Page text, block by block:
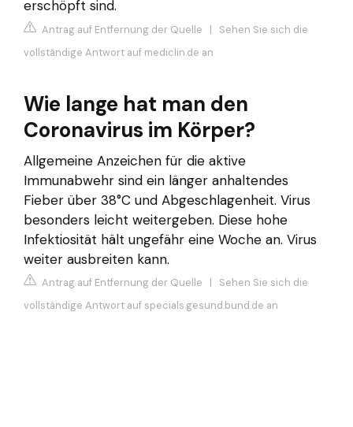
erschöpft sind.
Antrag auf Entfernung der Quelle | Sehen Sie sich die
vollständige Antwort auf mediclin.de an
Wie lange hat man den
Coronavirus im Körper?
Allgemeine Anzeichen für die aktive
Immunabwehr sind ein länger anhaltendes
Fieber über 38°C und Abgeschlagenheit. Virus
besonders leicht weitergeben. Diese hohe
Infektiosität hält ungefähr eine Woche an. Virus
weiter ausbreiten kann.
Antrag auf Entfernung der Quelle | Sehen Sie sich die
vollständige Antwort auf specials.gesund.bund.de an